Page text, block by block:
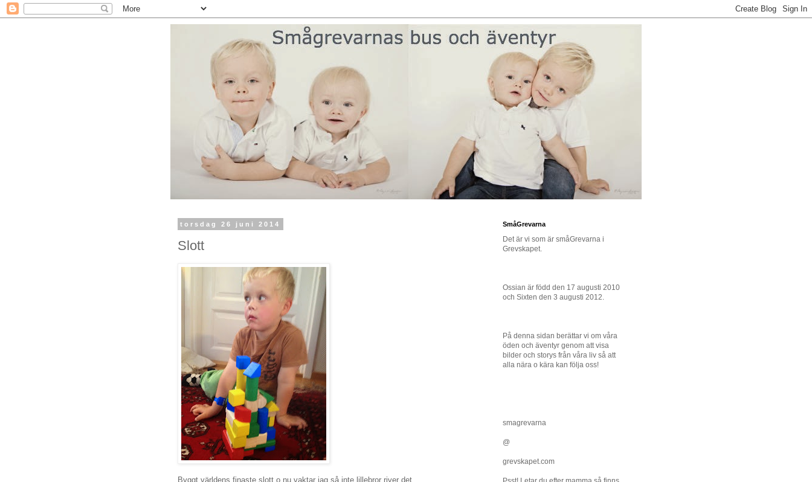
torsdag 26 juni 2014
Slott
Byggt världens finaste slott o nu vaktar jag så inte lillebror river det
SmåGrevarna
Det är vi som är småGrevarna i
Grevskapet.
Ossian är född den 17 augusti 2010
och Sixten den 3 augusti 2012.
På denna sidan berättar vi om våra
öden och äventyr genom att visa
bilder och storys från våra liv så att
alla nära o kära kan följa oss!
smagrevarna
@
grevskapet.com